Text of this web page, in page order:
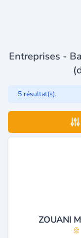
Entreprises -
5 résultat(s).
ZOUANI